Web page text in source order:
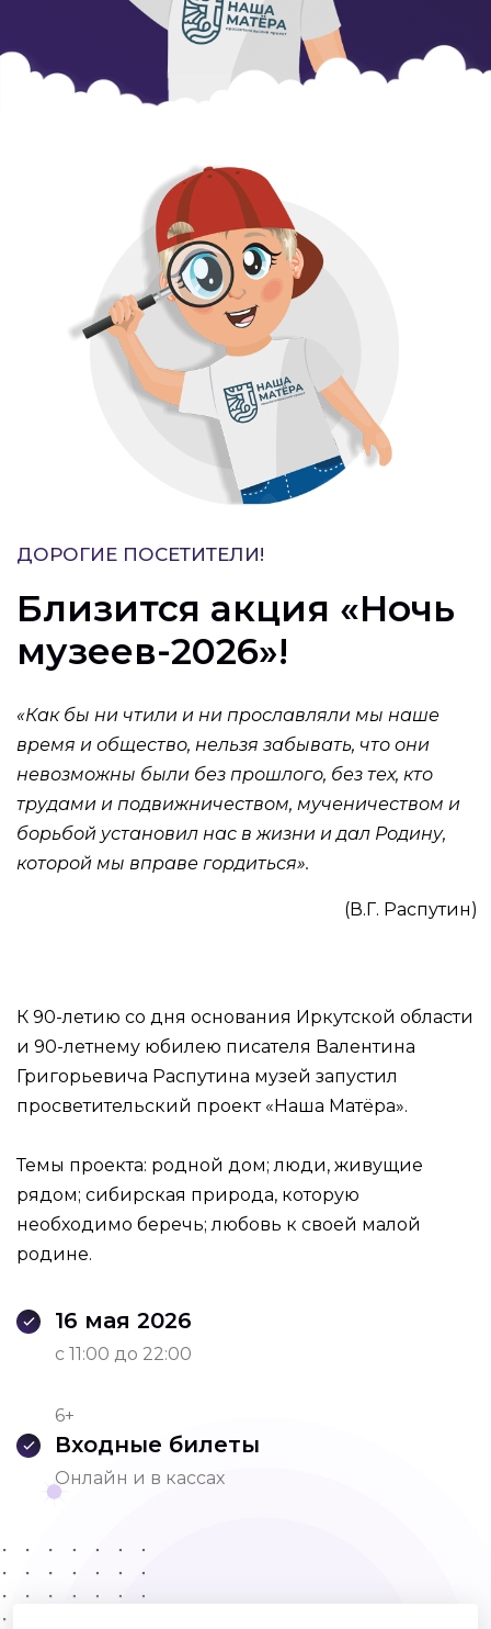
ДОРОГИЕ ПОСЕТИТЕЛИ!
Близится акция «Ночь
музеев-2026»!
«Как бы ни чтили и ни прославляли мы наше
время и общество, нельзя забывать, что они
невозможны были без прошлого, без тех, кто
трудами и подвижничеством, мученичеством и
борьбой установил нас в жизни и дал Родину,
которой мы вправе гордиться».
(В.Г. Распутин)
К 90-летию со дня основания Иркутской области
и 90-летнему юбилею писателя Валентина
Григорьевича Распутина музей запустил
просветительский проект «Наша Матёра».
Темы проекта: родной дом; люди, живущие
рядом; сибирская природа, которую
необходимо беречь; любовь к своей малой
родине.
16 мая 2026
c 11:00 до 22:00
6+
Входные билеты
Онлайн и в кассах